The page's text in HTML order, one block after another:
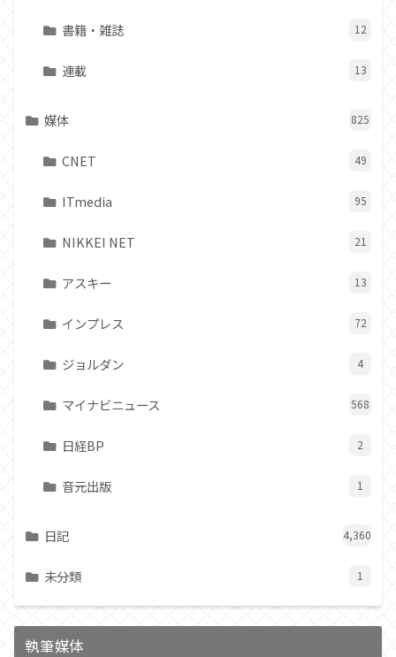
書籍・雑誌 12
連載 13
媒体 825
CNET 49
ITmedia 95
NIKKEI NET 21
アスキー 13
インプレス 72
ジョルダン 4
マイナビニュース 568
日経BP 2
音元出版 1
日記 4,360
未分類 1
執筆媒体